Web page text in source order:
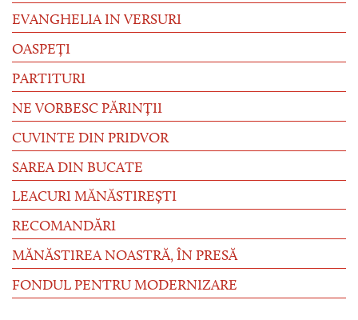
EVANGHELIA IN VERSURI
OASPEȚI
PARTITURI
NE VORBESC PĂRINȚII
CUVINTE DIN PRIDVOR
SAREA DIN BUCATE
LEACURI MĂNĂSTIREȘTI
RECOMANDĂRI
MĂNĂSTIREA NOASTRĂ, ÎN PRESĂ
FONDUL PENTRU MODERNIZARE